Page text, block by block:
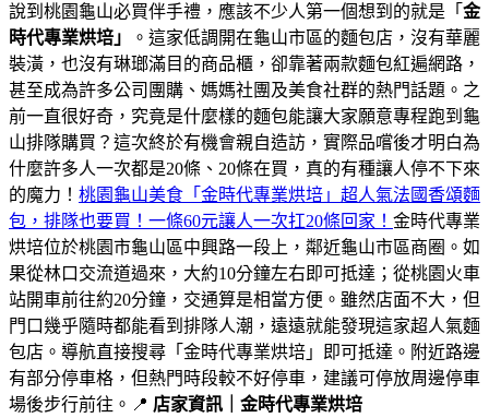
說到桃園龜山必買伴手禮，應該不少人第一個想到的就是「 金
時代專業烘培」
。這家低調開在龜山市區的麵包店，沒有華麗
裝潢，也沒有琳瑯滿目的商品櫃，卻靠著兩款麵包紅遍網路，
甚至成為許多公司團購、媽媽社團及美食社群的熱門話題。之
前一直很好奇，究竟是什麼樣的麵包能讓大家願意專程跑到龜
山排隊購買？這次終於有機會親自造訪，實際品嚐後才明白為
什麼許多人一次都是20條、20條在買，真的有種讓人停不下來
的魔力！ 桃園龜山美食「金時代專業烘培」超人氣法國香頌麵
包，排隊也要買！一條60元讓人一次扛20條回家！ 金時代專業
烘培位於桃園市龜山區中興路一段上，鄰近龜山市區商圈。如
果從林口交流道過來，大約10分鐘左右即可抵達；從桃園火車
站開車前往約20分鐘，交通算是相當方便。雖然店面不大，但
門口幾乎隨時都能看到排隊人潮，遠遠就能發現這家超人氣麵
包店。導航直接搜尋「金時代專業烘培」即可抵達。附近路邊
有部分停車格，但熱門時段較不好停車，建議可停放周邊停車
場後步行前往。📍 店家資訊｜金時代專業烘培